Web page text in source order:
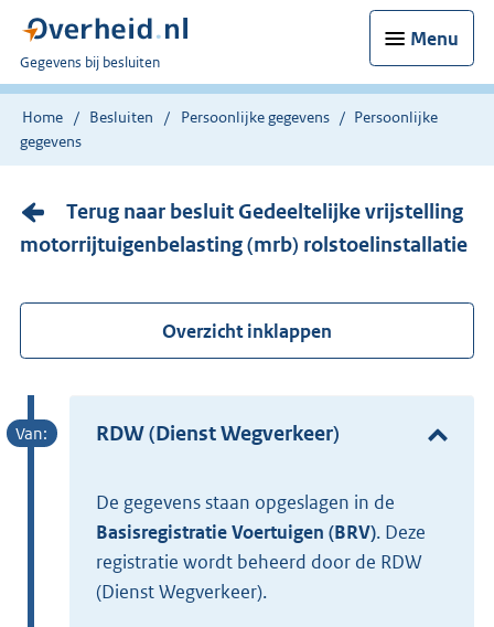
Menu
U
bent
nu
Gegevens bij besluiten
Home Besluiten Persoonlijke gegevens
Persoonlijke
gegevens
Terug naar besluit Gedeeltelijke vrijstelling
motorrijtuigenbelasting (mrb) rolstoelinstallatie
Overzicht inklappen
RDW (Dienst Wegverkeer)
De gegevens staan opgeslagen in de
Basisregistratie Voertuigen (BRV). Deze
registratie wordt beheerd door de RDW
(Dienst Wegverkeer).